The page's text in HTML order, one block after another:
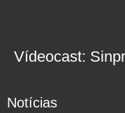
Vídeocast:
Notícias